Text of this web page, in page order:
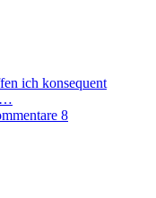
ich konsequent
8